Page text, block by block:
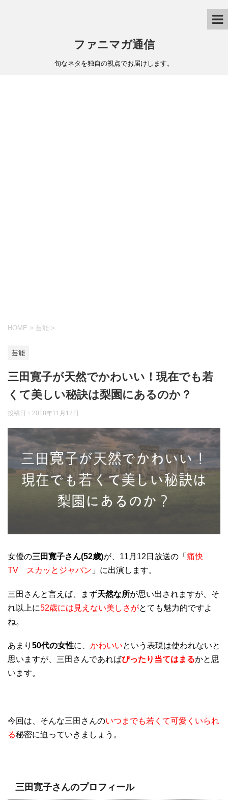
ファニマガ通信
旬なネタを独自の視点でお届けします。
HOME > 芸能 >
芸能
三田寛子が天然でかわいい！現在でも若
くて美しい秘訣は梨園にあるのか？
投稿日： 2018年11月12日
女優の三田寛子さん(52歳)が、11月12日放送の「 痛快
TV スカッとジャパン 」に出演します。
三田さんと言えば、まず天然な所が思い出されますが、そ
れ以上に52歳には見えない美しさがとても魅力的ですよ
ね。
あまり 50代の女性に、 かわいいという表現は使われないと
思いますが、三田さんであればぴったり当てはまるかと思
います。
今回は、そんな三田さんのいつまでも若くて可愛くいられ
る秘密に迫っていきましょう。
三田寛子さんのプロフィール